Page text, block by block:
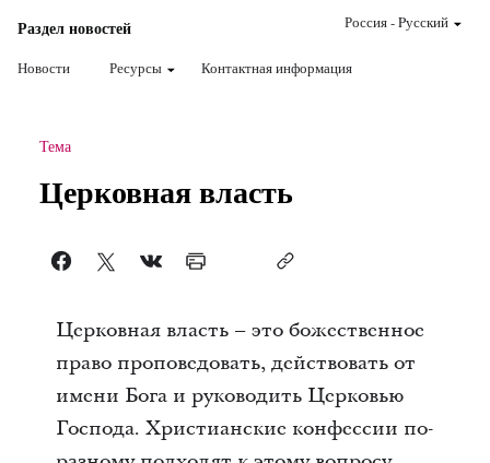
Раздел новостей
Новости Ресурсы Контактная информация
Россия-Pусский
Тема
Церковная власть
Церковная власть – это божественное
право проповедовать, действовать от
имени Бога и руководить Церковью
Господа. Христианские конфессии по-